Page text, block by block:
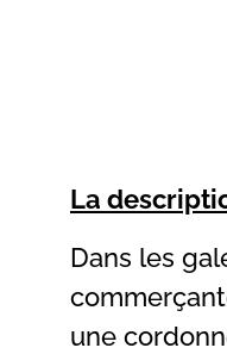
La
Dans les
une